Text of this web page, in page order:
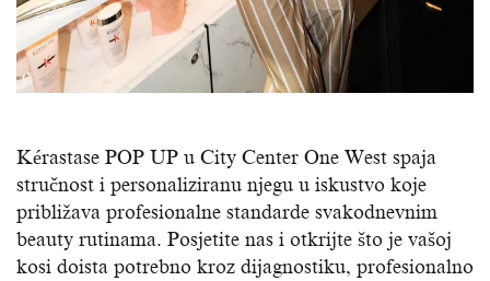
Kérastase POP UP u City Center One West spaja
stručnost i personaliziranu njegu u iskustvo koje
približava profesionalne standarde svakodnevnim
beauty rutinama. Posjetite nas i otkrijte što je vašoj
kosi doista potrebno kroz dijagnostiku, profesionalno